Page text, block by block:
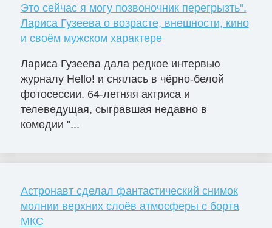
Это сейчас я могу позвоночник перегрызть".
Лариса Гузеева о возрасте, внешности, кино
и своём мужском характере
Лариса Гузеева дала редкое интервью
журналу Hello! и снялась в чёрно-белой
фотосессии. 64-летняя актриса и
телеведущая, сыгравшая недавно в
комедии "...
Астронавт сделал фантастический снимок
молнии верхних слоёв атмосферы с борта
МКС